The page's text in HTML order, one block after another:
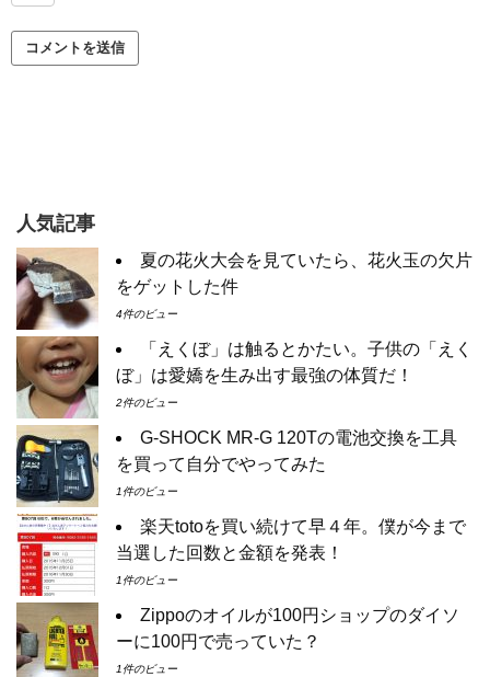
人気記事
夏の花火大会を見ていたら、花火玉の欠片
をゲットした件
4件のビュー
「えくぼ」は触るとかたい。子供の「えく
ぼ」は愛嬌を生み出す最強の体質だ！
2件のビュー
G-SHOCK MR-G 120Tの電池交換を工具
を買って自分でやってみた
1件のビュー
楽天totoを買い続けて早４年。僕が今まで
当選した回数と金額を発表！
1件のビュー
Zippoのオイルが100円ショップのダイソ
ーに100円で売っていた？
1件のビュー